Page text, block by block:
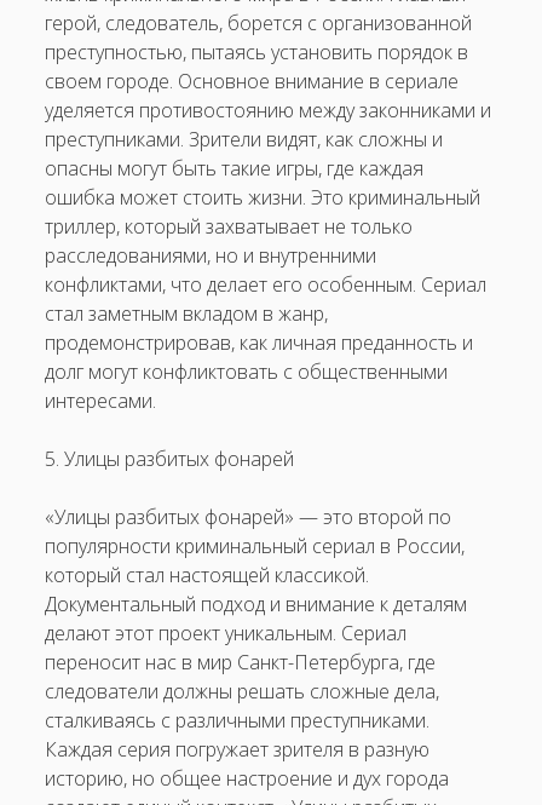
герой, следователь, борется с организованной
преступностью, пытаясь установить порядок в
своем городе. Основное внимание в сериале
уделяется противостоянию между законниками и
преступниками. Зрители видят, как сложны и
опасны могут быть такие игры, где каждая
ошибка может стоить жизни. Это криминальный
триллер, который захватывает не только
расследованиями, но и внутренними
конфликтами, что делает его особенным. Сериал
стал заметным вкладом в жанр,
продемонстрировав, как личная преданность и
долг могут конфликтовать с общественными
интересами.
5. Улицы разбитых фонарей
«Улицы разбитых фонарей» — это второй по
популярности криминальный сериал в России,
который стал настоящей классикой.
Документальный подход и внимание к деталям
делают этот проект уникальным. Сериал
переносит нас в мир Санкт-Петербурга, где
следователи должны решать сложные дела,
сталкиваясь с различными преступниками.
Каждая серия погружает зрителя в разную
историю, но общее настроение и дух города